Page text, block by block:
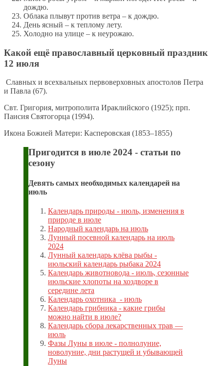
дождю.
Облака плывут против ветра – к дождю.
День ясный – к теплому лету.
Холодно на улице – к неурожаю.
Какой ещё православный церковный праздник
12 июля
Славных и всехвальных первоверховных апостолов Петра
и Павла (67).
Свт. Григория, митрополита Ираклийского (1925); прп.
Паисия Святогорца (1994).
Икона Божией Матери: Касперовская (1853–1855)
Пригодится в июле 2024 - статьи по
сезону
Девять самых необходимых календарей на
июль
Календарь природы - июль, изменения в
природе в июле
Народный календарь на июль
Лунный посевной календарь на июль
2024
Лунный календарь клёва рыбы -
июльский календарь рыбака 2024
Календарь животновода - июль, сезонные
июльские хлопоты на хоздворе в
середине лета
Календарь охотника - июль
Календарь грибника - какие грибы
можно найти в июле?
Календарь сбора лекарственных трав —
июль
Фазы Луны в июле - полнолуние,
новолуние, дни растущей и убывающей
Луны